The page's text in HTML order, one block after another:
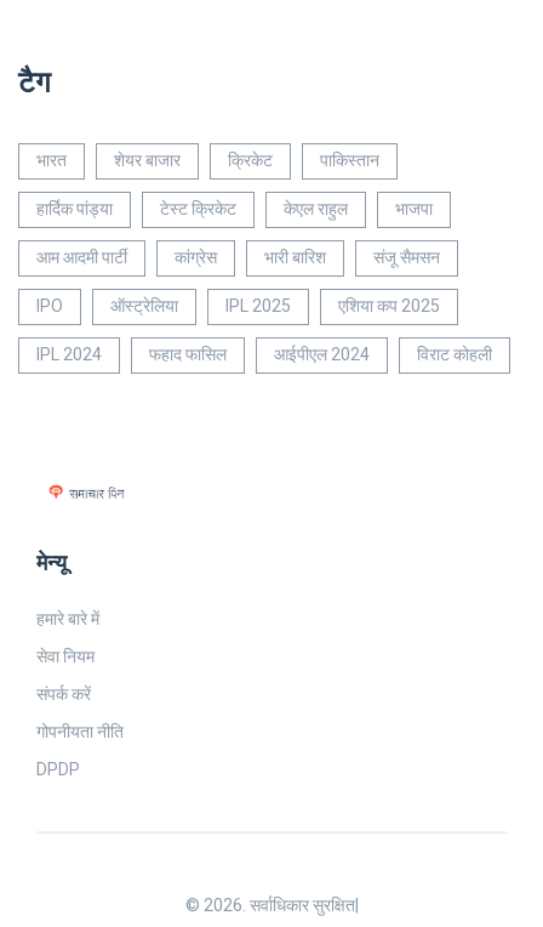
टैग
भारत शेयर बाजार क्रिकेट
पाकिस्तान
हार्दिक पांड्या
टेस्ट क्रिकेट केएल राहुल
भाजपा
आम आदमी पार्टी
कांग्रेस भारी बारिश
संजू सैमसन
IPO
ऑस्ट्रेलिया IPL 2025
एशिया कप 2025
IPL 2024
फहाद फासिल आईपीएल 2024 विराट कोहली
मेन्यू
हमारे बारे में
सेवा नियम
संपर्क करें
गोपनीयता नीति
DPDP
© 2026. सर्वाधिकार सुरक्षित|